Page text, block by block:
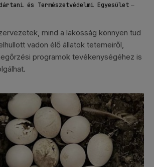
és Természetvédelmi Egyesület
mind a lakosság könnyen tud
vadon élő állatok tetemeiről,
programok tevékenységéhez is